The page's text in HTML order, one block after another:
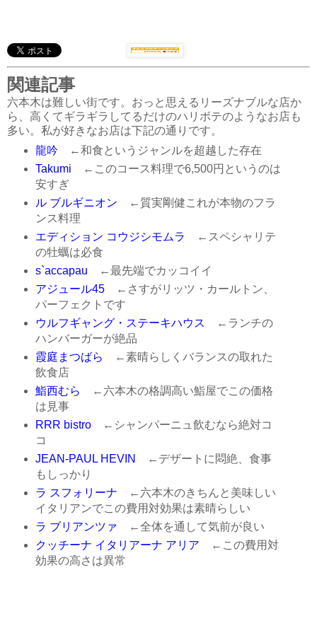
関連記事
六本木は難しい街です。おっと思えるリーズナブルな店か
ら、高くてギラギラしてるだけのハリボテのようなお店も
多い。私が好きなお店は下記の通りです。
龍吟←和食というジャンルを超越した存在
Takumi ←このコース料理で6,500円というのは
安すぎ
ル ブルギニオン ←質実剛健これが本物のフラ
ンス料理
エディション コウジシモムラ ←スペシャリテ
の牡蠣は必食
s`accapau ←最先端でカッコイイ
アジュール45←さすがリッツ・カールトン、
パーフェクトです
ウルフギャング・ステーキハウス ←ランチの
ハンバーガーが絶品
霞庭まつばら ←素晴らしくバランスの取れた
飲食店
鮨西むら ←六本木の格調高い鮨屋でこの価格
は見事
RRR bistro←シャンパーニュ飲むなら絶対コ
コ
JEAN-PAUL HEVIN
←デザートに悶絶、食事
もしっかり
ラ スフォリーナ ←六本木のきちんと美味しい
イタリアンでこの費用対効果は素晴らしい
ラ ブリアンツァ ←全体を通して気前が良い
クッチーナ イタリアーナ アリア ←この費用対
効果の高さは異常